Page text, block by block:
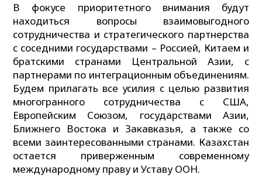
В фокусе приоритетного внимания будут
находиться вопросы взаимовыгодного
сотрудничества и стратегического партнерства
с соседними государствами – Россией, Китаем и
братскими странами Центральной Азии, с
партнерами по интеграционным объединениям.
Будем прилагать все усилия с целью развития
многогранного сотрудничества с США,
Европейским Союзом, государствами Азии,
Ближнего Востока и Закавказья, а также со
всеми заинтересованными странами. Казахстан
остается приверженным современному
международному праву и Уставу ООН.